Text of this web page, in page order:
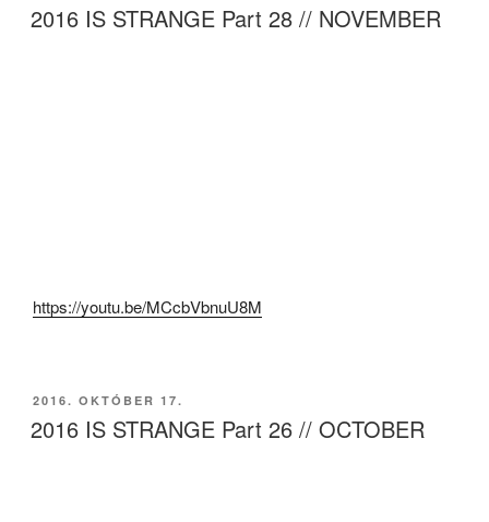
2016 IS STRANGE Part 28 // NOVEMBER
https://youtu.be/MCcbVbnuU8M
BEKÜLDVE:
2016. OKTÓBER 17.
2016 IS STRANGE Part 26 // OCTOBER